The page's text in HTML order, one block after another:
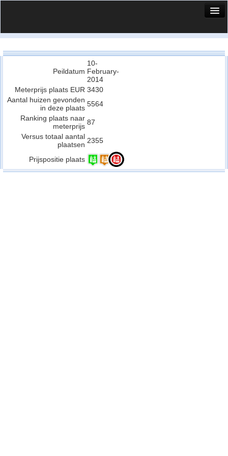
Vergelijk prijsposities - wijk
Info
Privacy beleid
Peildatum
10-
February-
2014
Meterprijs plaats EUR 3430
Aantal huizen gevonden
in deze plaats 5564
Ranking plaats naar
meterprijs 87
Versus totaal aantal
plaatsen 2355
Prijspositie plaats